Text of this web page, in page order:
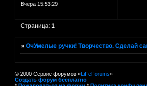
Вчера 15:53:29
Страница:1
»ОчУмелые ручки! Творчество. Сделай
© 2000 Сервис форумов «LiFeForums»
Создать форум бесплатно